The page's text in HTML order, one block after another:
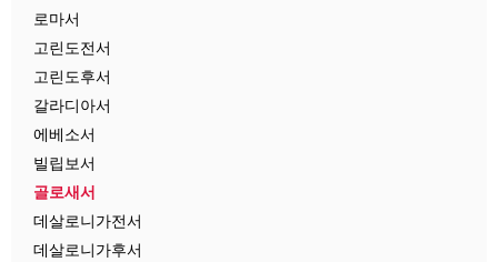
로마서
고린도전서
고린도후서
갈라디아서
에베소서
빌립보서
골로새서
데살로니가전서
데살로니가후서